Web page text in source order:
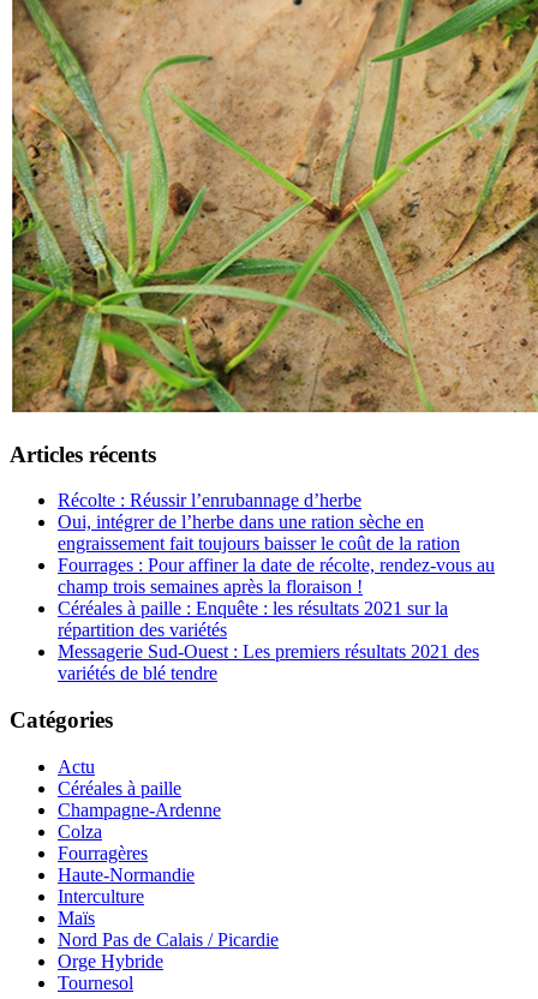
Articles récents
Récolte : Réussir l’enrubannage d’herbe
Oui, intégrer de l’herbe dans une ration sèche en
engraissement fait toujours baisser le coût de la ration
Fourrages : Pour affiner la date de récolte, rendez-vous au
champ trois semaines après la floraison !
Céréales à paille : Enquête : les résultats 2021 sur la
répartition des variétés
Messagerie Sud-Ouest : Les premiers résultats 2021 des
variétés de blé tendre
Catégories
Actu
Céréales à paille
Champagne-Ardenne
Colza
Fourragères
Haute-Normandie
Interculture
Maïs
Nord Pas de Calais / Picardie
Orge Hybride
Tournesol